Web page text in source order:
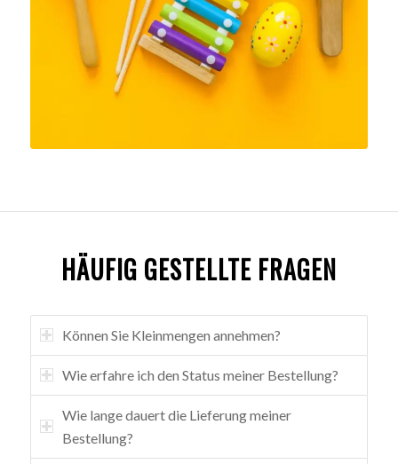
HÄUFIG GESTELLTE FRAGEN
Können Sie Kleinmengen annehmen?
Wie erfahre ich den Status meiner Bestellung?
Wie lange dauert die Lieferung meiner
Bestellung?